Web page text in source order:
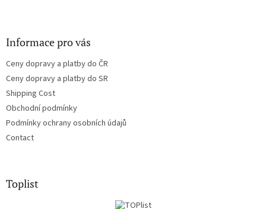
Informace pro vás
Ceny dopravy a platby do ČR
Ceny dopravy a platby do SR
Shipping Cost
Obchodní podmínky
Podmínky ochrany osobních údajů
Contact
Toplist